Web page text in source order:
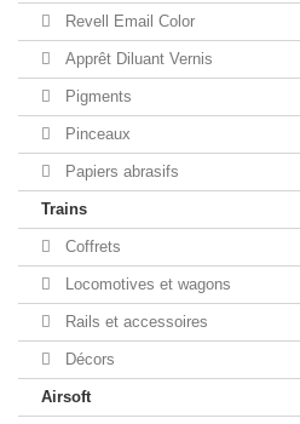
Revell Email Color
Apprêt Diluant Vernis
Pigments
Pinceaux
Papiers abrasifs
Trains
Coffrets
Locomotives et wagons
Rails et accessoires
Décors
Airsoft